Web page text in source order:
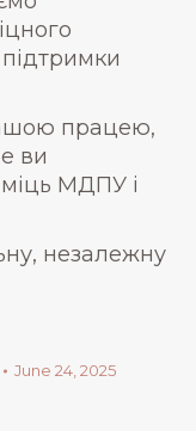
працею,
ви
МДПУ і
незалежну
June 24, 2025